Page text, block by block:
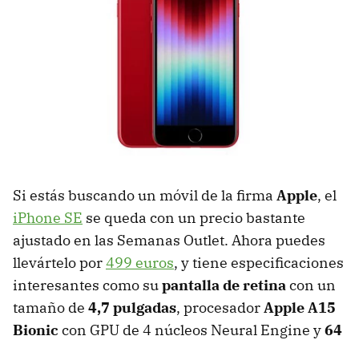
Si estás buscando un móvil de la firma Apple, el
iPhone SE se queda con un precio bastante
ajustado en las Semanas Outlet. Ahora puedes
llevártelo por499 euros, y tiene especificaciones
interesantes como supantalla de retinacon un
tamaño de 4,7 pulgadas, procesadorApple A15
Bionic con GPU de 4 núcleos Neural Engine y64